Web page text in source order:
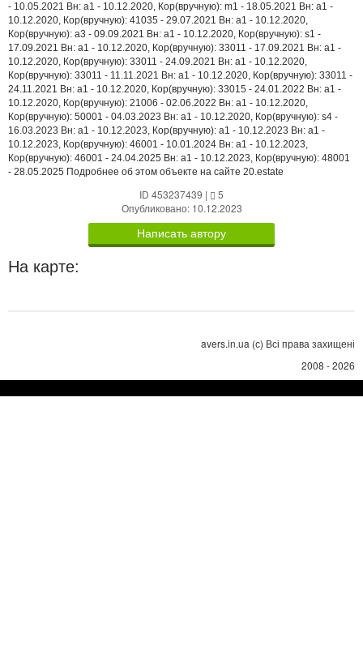
- 10.05.2021 Вн: a1 - 10.12.2020, Кор(вручную): m1 - 18.05.2021 Вн: a1 -
10.12.2020, Кор(вручную): 41035 - 29.07.2021 Вн: a1 - 10.12.2020,
Кор(вручную): a3 - 09.09.2021 Вн: a1 - 10.12.2020, Кор(вручную): s1 -
17.09.2021 Вн: a1 - 10.12.2020, Кор(вручную): 33011 - 17.09.2021 Вн: a1 -
10.12.2020, Кор(вручную): 33011 - 24.09.2021 Вн: a1 - 10.12.2020,
Кор(вручную): 33011 - 11.11.2021 Вн: a1 - 10.12.2020, Кор(вручную): 33011 -
24.11.2021 Вн: a1 - 10.12.2020, Кор(вручную): 33015 - 24.01.2022 Вн: a1 -
10.12.2020, Кор(вручную): 21006 - 02.06.2022 Вн: a1 - 10.12.2020,
Кор(вручную): 50001 - 04.03.2023 Вн: a1 - 10.12.2020, Кор(вручную): s4 -
16.03.2023 Вн: a1 - 10.12.2023, Кор(вручную): a1 - 10.12.2023 Вн: a1 -
10.12.2023, Кор(вручную): 46001 - 10.01.2024 Вн: a1 - 10.12.2023,
Кор(вручную): 46001 - 24.04.2025 Вн: a1 - 10.12.2023, Кор(вручную): 48001
- 28.05.2025 Подробнее об этом объекте на сайте 20.estate
ID 453237439 |
5
Опубликовано: 10.12.2023
Написать автору
На карте:
avers.in.ua (с) Всі права захищені
2008 - 2026